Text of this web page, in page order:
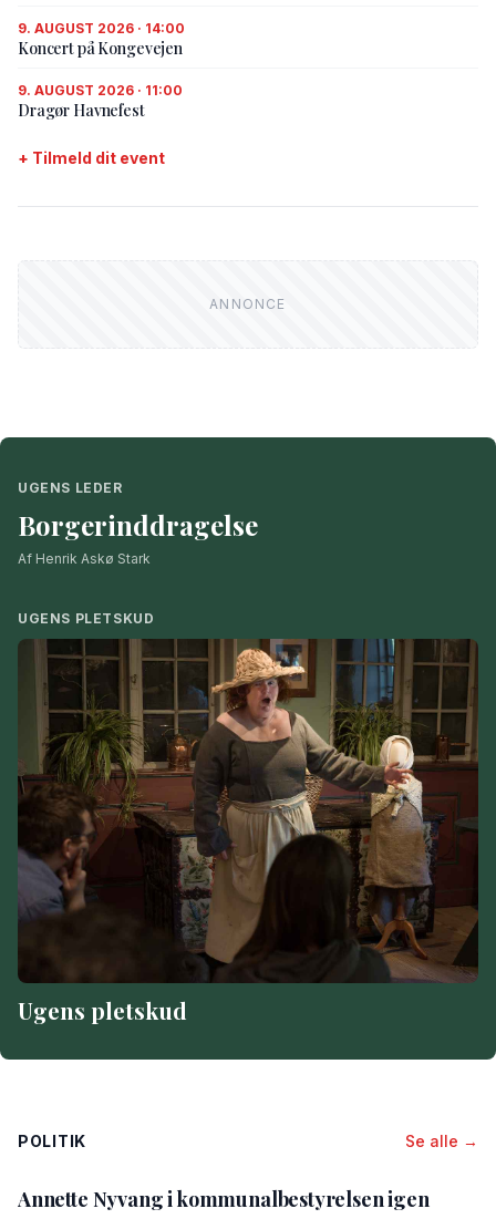
9. AUGUST 2026 · 14:00
Koncert på Kongevejen
9. AUGUST 2026 · 11:00
Dragør Havnefest
+ Tilmeld dit event
UGENS LEDER
Borgerinddragelse
Af Henrik Askø Stark
UGENS PLETSKUD
Ugens pletskud
POLITIK Se alle →
Annette Nyvang i kommunalbestyrelsen igen